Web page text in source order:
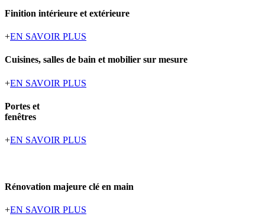
Finition intérieure et extérieure
+EN SAVOIR PLUS
Cuisines, salles de bain et mobilier sur mesure
+EN SAVOIR PLUS
Portes et
fenêtres
+EN SAVOIR PLUS
Rénovation majeure clé en main
+EN SAVOIR PLUS